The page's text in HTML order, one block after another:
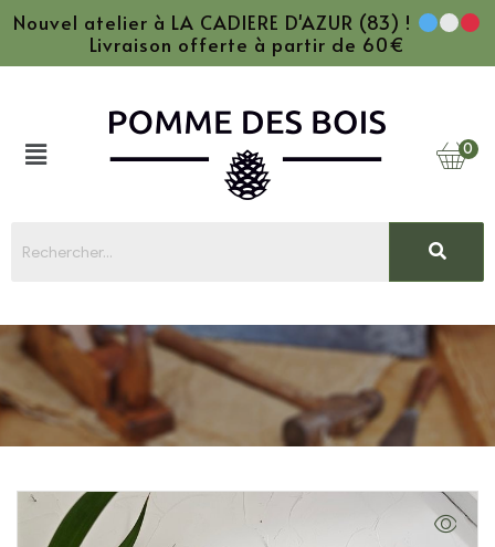
Nouvel atelier à LA CADIERE D'AZUR (83) !
Livraison offerte à partir de 60€
0